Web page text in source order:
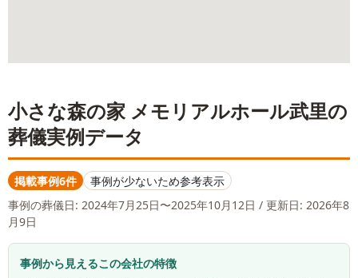
小さな森の家 メモリアルホール武里の
葬儀実例データ
掲載事例6件
事例が少ないため参考表示
事例の葬儀日: 2024年7月25日〜2025年10月12日 / 更新日: 2026年8
月9日
事例から見えるこの会社の特徴